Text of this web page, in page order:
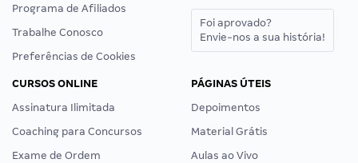
Programa de Afiliados
Trabalhe Conosco
Preferências de Cookies
Foi aprovado?
Envie-nos a sua história!
CURSOS ONLINE
Assinatura Ilimitada
Coaching para Concursos
Exame de Ordem
PÁGINAS ÚTEIS
Depoimentos
Material Grátis
Aulas ao Vivo